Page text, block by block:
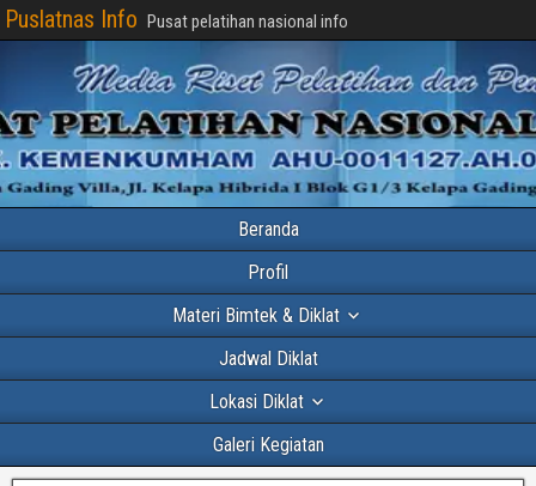
Puslatnas Info Pusat pelatihan nasional info
Beranda
Profil
Materi Bimtek & Diklat
Jadwal Diklat
Lokasi Diklat
Galeri Kegiatan